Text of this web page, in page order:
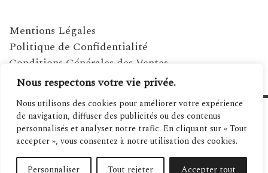
Nous respectons votre vie privée.
Nous utilisons des cookies pour améliorer votre expérience
de navigation, diffuser des publicités ou des contenus
personnalisés et analyser notre trafic. En cliquant sur « Tout
accepter », vous consentez à notre utilisation des cookies.
Personnaliser Tout rejeter Accepter tout
Mentions Légales
Politique de Confidentialité
Conditions Générales des Ventes
©2021 MAGAZINE MÉDITERRANÉENNES - SITE RÉALISÉ PAR SPANIWEB